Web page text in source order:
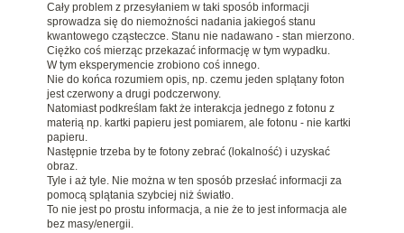
Cały problem z przesyłaniem w taki sposób informacji
sprowadza się do niemożności nadania jakiegoś stanu
kwantowego cząsteczce. Stanu nie nadawano - stan mierzono.
Ciężko coś mierząc przekazać informację w tym wypadku.
W tym eksperymencie zrobiono coś innego.
Nie do końca rozumiem opis, np. czemu jeden splątany foton
jest czerwony a drugi podczerwony.
Natomiast podkreślam fakt że interakcja jednego z fotonu z
materią np. kartki papieru jest pomiarem, ale fotonu - nie kartki
papieru.
Następnie trzeba by te fotony zebrać (lokalność) i uzyskać
obraz.
Tyle i aż tyle. Nie można w ten sposób przesłać informacji za
pomocą splątania szybciej niż światło.
To nie jest po prostu informacja, a nie że to jest informacja ale
bez masy/energii.